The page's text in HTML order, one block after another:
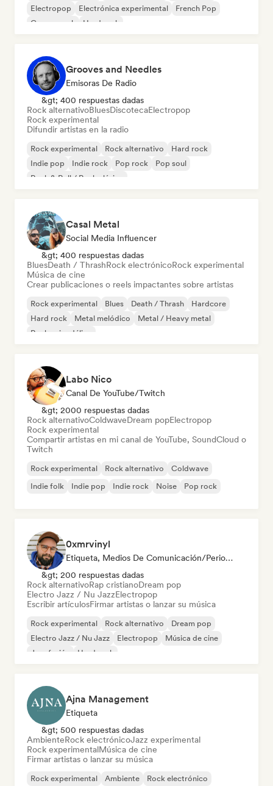
Electropop
Electrónica experimental
French Pop
Garage rock
Hard rock
Grooves and Needles
Emisoras De Radio
&gt; 400 respuestas dadas
Rock alternativoBluesDiscotecaElectropop
Rock experimental
Difundir artistas en la radio
Rock experimental Rock alternativo
Hard rock
Indie pop
Indie rock Pop rock
Pop soul
Rock & Roll / Rock clásico
Casal Metal
Social Media Influencer
&gt; 400 respuestas dadas
BluesDeath / ThrashRock electrónicoRock experimental
Música de cine
Crear publicaciones o reels impactantes sobre artistas
Rock experimental Blues Death / Thrash
Hardcore
Hard rock
Metal melódico
Metal / Heavy metal
Rock psicodélico
Labo Nico
Canal De YouTube/Twitch
&gt; 2000 respuestas dadas
Rock alternativoColdwaveDream popElectropop
Rock experimental
Compartir artistas en mi canal de YouTube, SoundCloud o
Twitch
Rock experimental Rock alternativo
Coldwave
Indie folk
Indie pop Indie rock Noise Pop rock
0xmrvinyl
Etiqueta, Medios De Comunicación/Periodista
&gt; 200 respuestas dadas
Rock alternativoRap cristianoDream pop
Electro Jazz / Nu JazzElectropop
Escribir artículosFirmar artistas o lanzar su música
Rock experimental Rock alternativo
Dream pop
Electro Jazz / Nu Jazz
Electropop
Música de cine
Jazz fusión
Hard rock
Ajna Management
Etiqueta
&gt; 500 respuestas dadas
AmbienteRock electrónicoJazz experimental
Rock experimentalMúsica de cine
Firmar artistas o lanzar su música
Rock experimental Ambiente Rock electrónico